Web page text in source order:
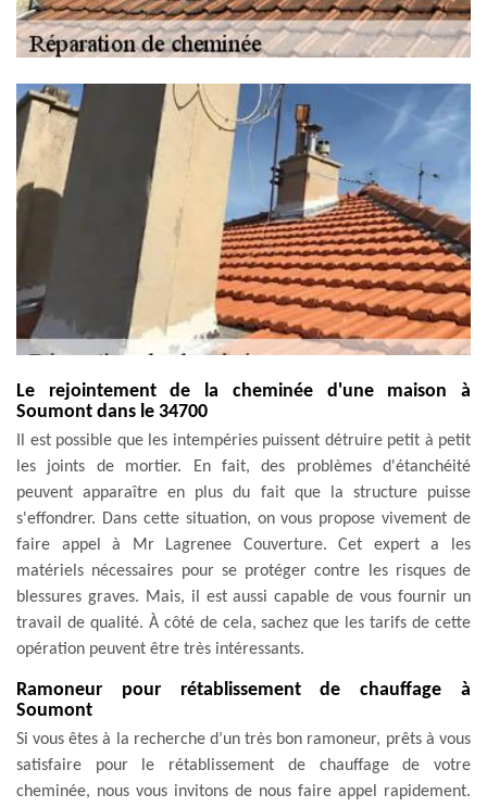
Le rejointement de la cheminée d'une maison à
Soumont dans le 34700
Il est possible que les intempéries puissent détruire petit à petit
les joints de mortier. En fait, des problèmes d'étanchéité
peuvent apparaître en plus du fait que la structure puisse
s'effondrer. Dans cette situation, on vous propose vivement de
faire appel à Mr Lagrenee Couverture. Cet expert a les
matériels nécessaires pour se protéger contre les risques de
blessures graves. Mais, il est aussi capable de vous fournir un
travail de qualité. À côté de cela, sachez que les tarifs de cette
opération peuvent être très intéressants.
Ramoneur pour rétablissement de chauffage à
Soumont
Si vous êtes à la recherche d’un très bon ramoneur, prêts à vous
satisfaire pour le rétablissement de chauffage de votre
cheminée, nous vous invitons de nous faire appel rapidement.